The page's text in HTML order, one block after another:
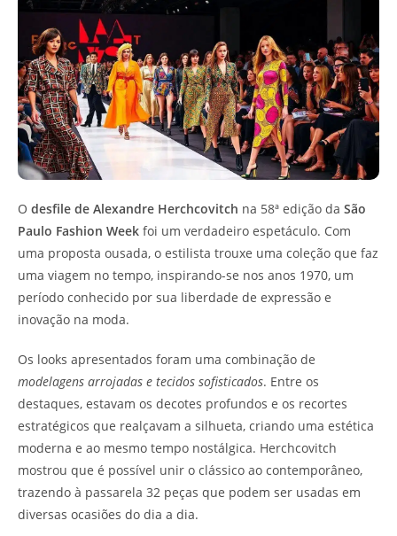
O desfile de Alexandre Herchcovitch na 58ª edição da São
Paulo Fashion Week foi um verdadeiro espetáculo. Com
uma proposta ousada, o estilista trouxe uma coleção que faz
uma viagem no tempo, inspirando-se nos anos 1970, um
período conhecido por sua liberdade de expressão e
inovação na moda.
Os looks apresentados foram uma combinação de
modelagens arrojadas e tecidos sofisticados. Entre os
destaques, estavam os decotes profundos e os recortes
estratégicos que realçavam a silhueta, criando uma estética
moderna e ao mesmo tempo nostálgica. Herchcovitch
mostrou que é possível unir o clássico ao contemporâneo,
trazendo à passarela 32 peças que podem ser usadas em
diversas ocasiões do dia a dia.